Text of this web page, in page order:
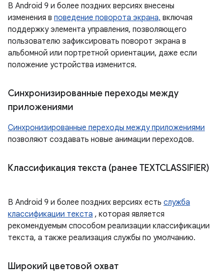
В Android 9 и более поздних версиях внесены
изменения в поведение поворота экрана, включая
поддержку элемента управления, позволяющего
пользователю зафиксировать поворот экрана в
альбомной или портретной ориентации, даже если
положение устройства изменится.
Синхронизированные переходы между
приложениями
Синхронизированные переходы между приложениями
позволяют создавать новые анимации переходов.
Классификация текста (ранее TEXTCLASSIFIER)
В Android 9 и более поздних версиях есть служба
классификации текста , которая является
рекомендуемым способом реализации классификации
текста, а также реализация службы по умолчанию.
Широкий цветовой охват